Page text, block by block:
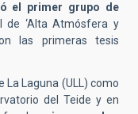
el primer grupo de
de ‘Alta Atmósfera y
las primeras tesis
La Laguna (ULL) como
del Teide y en